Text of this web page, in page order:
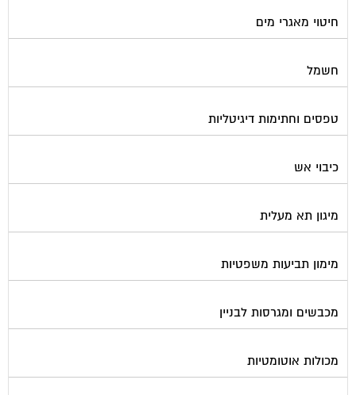
חיטוי מאגרי מים
חשמל
טפסים וחתימות דיגיטליות
כיבוי אש
מיגון תא מעלית
מימון תביעות משפטיות
מכבשים ומגרסות לבניין
מכולות אוטומטיות